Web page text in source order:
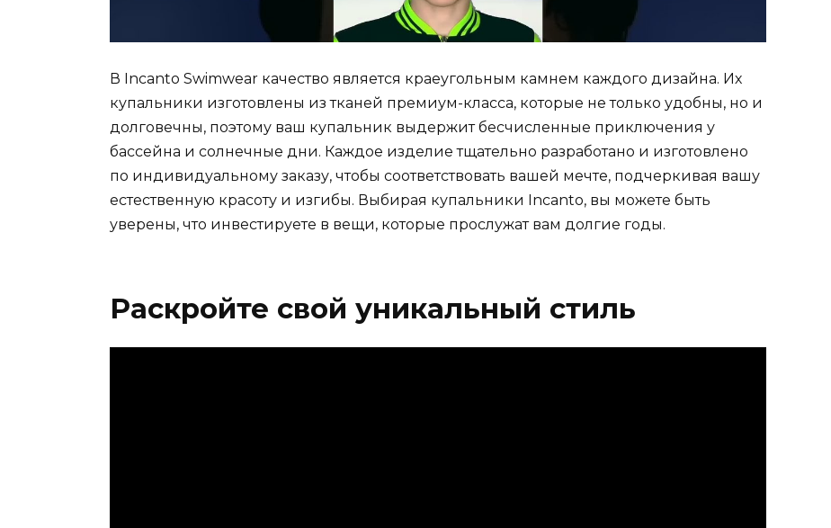
В Incanto Swimwear качество является краеугольным камнем каждого дизайна. Их
купальники изготовлены из тканей премиум-класса, которые не только удобны, но и
долговечны, поэтому ваш купальник выдержит бесчисленные приключения у
бассейна и солнечные дни. Каждое изделие тщательно разработано и изготовлено
по индивидуальному заказу, чтобы соответствовать вашей мечте, подчеркивая вашу
естественную красоту и изгибы. Выбирая купальники Incanto, вы можете быть
уверены, что инвестируете в вещи, которые прослужат вам долгие годы.
Раскройте свой уникальный стиль